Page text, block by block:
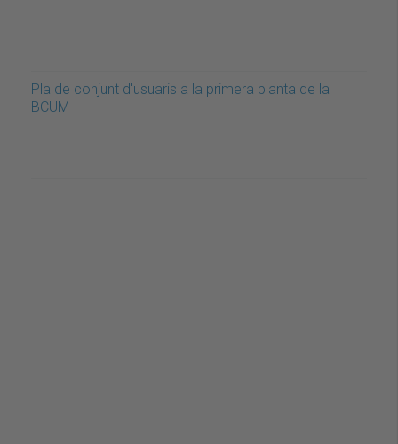
Pla de conjunt d'usuaris a la primera planta de la
BCUM